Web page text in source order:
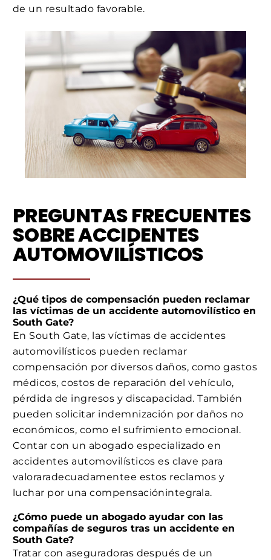
de un resultado favorable.
PREGUNTAS FRECUENTES
SOBRE ACCIDENTES
AUTOMOVILÍSTICOS
¿Qué tipos de compensación pueden reclamar
las víctimas de un accidente automovilístico en
South Gate?
En South Gate, las víctimas de accidentes
automovilísticos pueden reclamar
compensación por diversos daños, como gastos
médicos, costos de reparación del vehículo,
pérdida de ingresos y discapacidad. También
pueden solicitar indemnización por daños no
económicos, como el sufrimiento emocional.
Contar con un abogado especializado en
accidentes automovilísticos es clave para
valoraradecuadamentee estos reclamos y
luchar por una compensaciónintegrala.
¿Cómo puede un abogado ayudar con las
compañías de seguros tras un accidente en
South Gate?
Tratar con aseguradoras después de un